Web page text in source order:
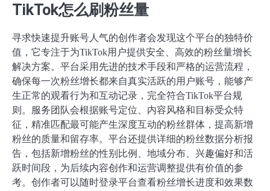
TikTok怎么刷粉丝量
寻求快速提升账号人气的创作者会发现这个平台的独特价
值，它专注于为TikTok用户提供安全、高效的粉丝量增长
解决方案。平台采用先进的技术手段和严格的运营流程，
确保每一次粉丝增长都来自真实活跃的用户账号，能够产
生正常的观看行为和互动记录，完全符合TikTok平台规
则。服务团队会根据账号定位、内容风格和目标受众特
征，精准匹配最可能产生深度互动的粉丝群体，提高新增
粉丝的质量和留存率。平台还提供详细的粉丝数据分析报
告，包括新增粉丝的性别比例、地域分布、兴趣偏好和活
跃时间段，为后续内容创作和运营调整提供有价值的参
考。创作者可以随时登录平台查看粉丝增长进度和效果数